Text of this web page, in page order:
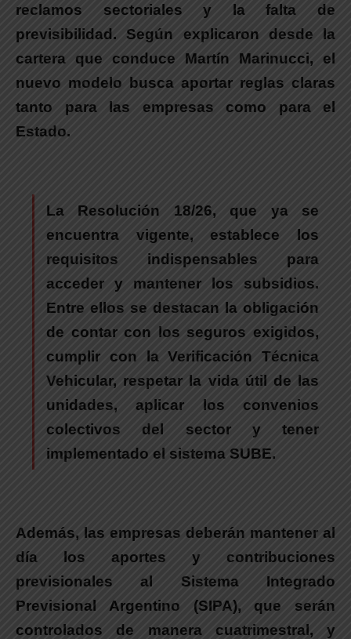
reclamos sectoriales y la falta de
previsibilidad. Según explicaron desde la
cartera que conduce Martín Marinucci, el
nuevo modelo busca aportar reglas claras
tanto para las empresas como para el
Estado.
La Resolución 18/26, que ya se
encuentra vigente, establece los
requisitos indispensables para
acceder y mantener los subsidios.
Entre ellos se destacan la obligación
de contar con los seguros exigidos,
cumplir con la Verificación Técnica
Vehicular, respetar la vida útil de las
unidades, aplicar los convenios
colectivos del sector y tener
implementado el sistema SUBE.
Además, las empresas deberán mantener al
día los aportes y contribuciones
previsionales al Sistema Integrado
Previsional Argentino (SIPA), que serán
controlados de manera cuatrimestral, y